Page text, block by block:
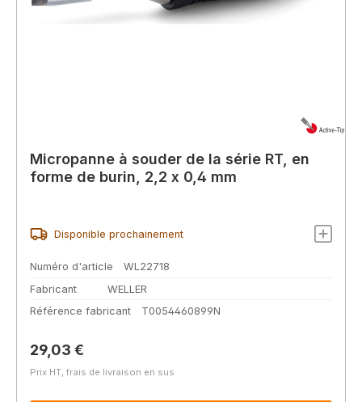
Micropanne à souder de la série RT, en
forme de burin, 2,2 x 0,4 mm
Disponible prochainement
Numéro d'article
WL22718
Fabricant
WELLER
Référence fabricant
T0054460899N
Prix régulier :
29,03 €
Prix HT, frais de livraison en sus